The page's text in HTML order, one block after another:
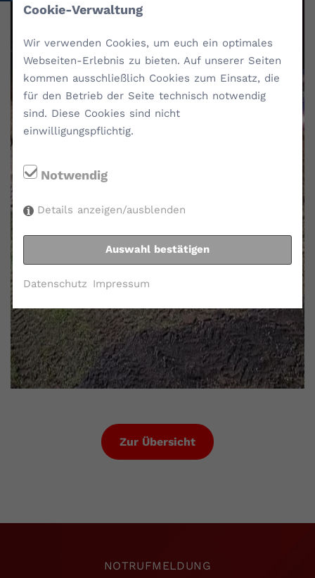
Zur Übersicht
NOTRUFMELDUNG
Cookie-Verwaltung
Wir verwenden Cookies, um euch ein optimales
Webseiten-Erlebnis zu bieten. Auf unserer Seiten
kommen ausschließlich Cookies zum Einsatz, die
für den Betrieb der Seite technisch notwendig
sind. Diese Cookies sind nicht
einwilligungspflichtig.
Notwendig
Details anzeigen/ausblenden
Auswahl bestätigen
Datenschutz Impressum